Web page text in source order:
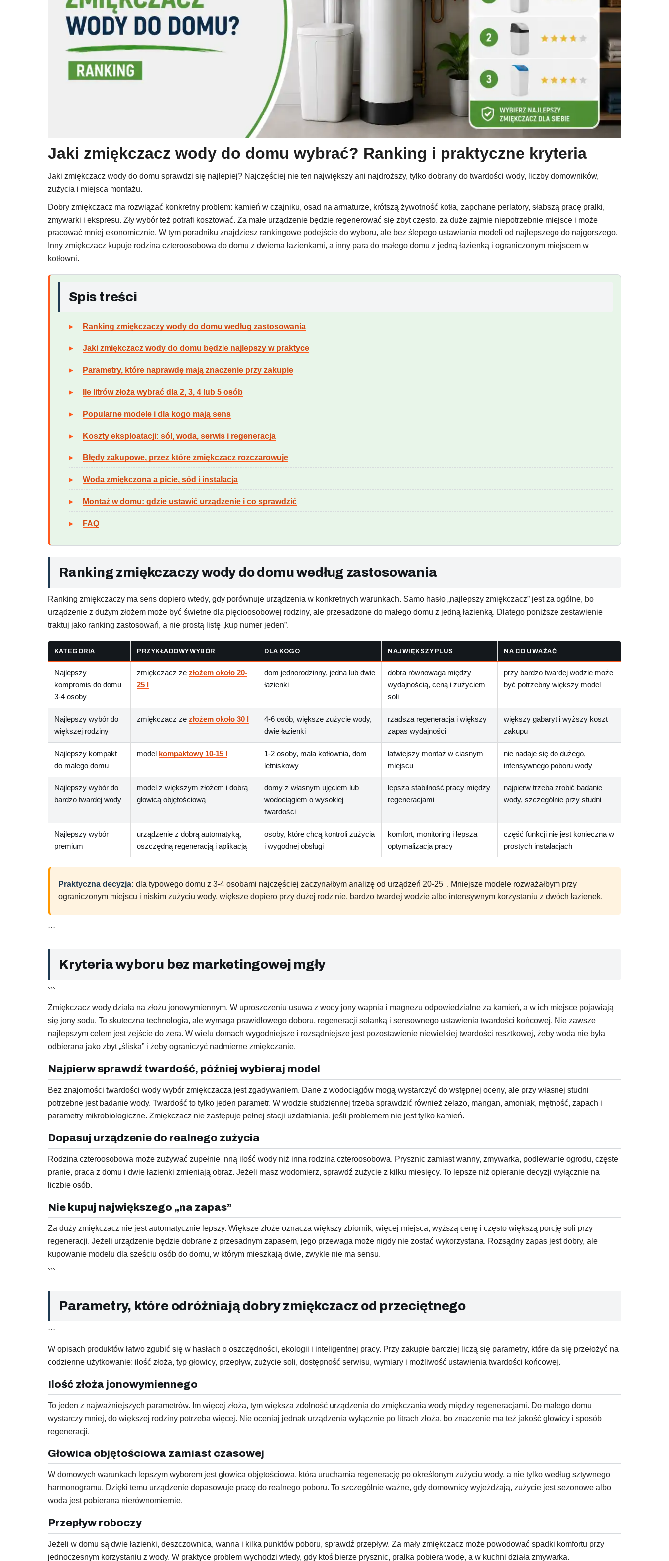
Jaki zmiękczacz wody do domu wybrać? Ranking i praktyczne kryteria
Jaki zmiękczacz wody do domu sprawdzi się najlepiej? Najczęściej nie ten największy ani najdroższy, tylko dobrany do twardości wody, liczby domowników,
zużycia i miejsca montażu.
Dobry zmiękczacz ma rozwiązać konkretny problem: kamień w czajniku, osad na armaturze, krótszą żywotność kotła, zapchane perlatory, słabszą pracę pralki,
zmywarki i ekspresu. Zły wybór też potrafi kosztować. Za małe urządzenie będzie regenerować się zbyt często, za duże zajmie niepotrzebnie miejsce i może
pracować mniej ekonomicznie. W tym poradniku znajdziesz rankingowe podejście do wyboru, ale bez ślepego ustawiania modeli od najlepszego do najgorszego.
Inny zmiękczacz kupuje rodzina czteroosobowa do domu z dwiema łazienkami, a inny para do małego domu z jedną łazienką i ograniczonym miejscem w
kotłowni.
Spis treści
Ranking zmiękczaczy wody do domu według zastosowania
Jaki zmiękczacz wody do domu będzie najlepszy w praktyce
Parametry, które naprawdę mają znaczenie przy zakupie
Ile litrów złoża wybrać dla 2, 3, 4 lub 5 osób
Popularne modele i dla kogo mają sens
Koszty eksploatacji: sól, woda, serwis i regeneracja
Błędy zakupowe, przez które zmiękczacz rozczarowuje
Woda zmiękczona a picie, sód i instalacja
Montaż w domu: gdzie ustawić urządzenie i co sprawdzić
FAQ
Ranking zmiękczaczy wody do domu według zastosowania
Ranking zmiękczaczy ma sens dopiero wtedy, gdy porównuje urządzenia w konkretnych warunkach. Samo hasło „najlepszy zmiękczacz” jest za ogólne, bo
urządzenie z dużym złożem może być świetne dla pięcioosobowej rodziny, ale przesadzone do małego domu z jedną łazienką. Dlatego poniższe zestawienie
traktuj jako ranking zastosowań, a nie prostą listę „kup numer jeden”.
KATEGORIA PRZYKŁADOWY WYBÓR DLA KOGO NAJWIĘKSZY PLUS NA CO UWAŻAĆ
Najlepszy
kompromis do domu
3-4 osoby
zmiękczacz ze złożem około 20-
25 l
dom jednorodzinny, jedna lub dwie
łazienki
dobra równowaga między
wydajnością, ceną i zużyciem
soli
przy bardzo twardej wodzie może
być potrzebny większy model
Najlepszy wybór do
większej rodziny
zmiękczacz ze złożem około 30 l
4-6 osób, większe zużycie wody,
dwie łazienki
rzadsza regeneracja i większy
zapas wydajności
większy gabaryt i wyższy koszt
zakupu
Najlepszy kompakt
do małego domu
model kompaktowy 10-15 l
1-2 osoby, mała kotłownia, dom
letniskowy
łatwiejszy montaż w ciasnym
miejscu
nie nadaje się do dużego,
intensywnego poboru wody
Najlepszy wybór do
bardzo twardej wody
model z większym złożem i dobrą
głowicą objętościową
domy z własnym ujęciem lub
wodociągiem o wysokiej
twardości
lepsza stabilność pracy między
regeneracjami
najpierw trzeba zrobić badanie
wody, szczególnie przy studni
Najlepszy wybór
premium
urządzenie z dobrą automatyką,
oszczędną regeneracją i aplikacją
osoby, które chcą kontroli zużycia
i wygodnej obsługi
komfort, monitoring i lepsza
optymalizacja pracy
część funkcji nie jest konieczna w
prostych instalacjach
Praktyczna decyzja: dla typowego domu z 3-4 osobami najczęściej zaczynałbym analizę od urządzeń 20-25 l. Mniejsze modele rozważałbym przy
ograniczonym miejscu i niskim zużyciu wody, większe dopiero przy dużej rodzinie, bardzo twardej wodzie albo intensywnym korzystaniu z dwóch łazienek.
```
Kryteria wyboru bez marketingowej mgły
```
Zmiękczacz wody działa na złożu jonowymiennym. W uproszczeniu usuwa z wody jony wapnia i magnezu odpowiedzialne za kamień, a w ich miejsce pojawiają
się jony sodu. To skuteczna technologia, ale wymaga prawidłowego doboru, regeneracji solanką i sensownego ustawienia twardości końcowej. Nie zawsze
najlepszym celem jest zejście do zera. W wielu domach wygodniejsze i rozsądniejsze jest pozostawienie niewielkiej twardości resztkowej, żeby woda nie była
odbierana jako zbyt „śliska” i żeby ograniczyć nadmierne zmiękczanie.
Najpierw sprawdź twardość, później wybieraj model
Bez znajomości twardości wody wybór zmiękczacza jest zgadywaniem. Dane z wodociągów mogą wystarczyć do wstępnej oceny, ale przy własnej studni
potrzebne jest badanie wody. Twardość to tylko jeden parametr. W wodzie studziennej trzeba sprawdzić również żelazo, mangan, amoniak, mętność, zapach i
parametry mikrobiologiczne. Zmiękczacz nie zastępuje pełnej stacji uzdatniania, jeśli problemem nie jest tylko kamień.
Dopasuj urządzenie do realnego zużycia
Rodzina czteroosobowa może zużywać zupełnie inną ilość wody niż inna rodzina czteroosobowa. Prysznic zamiast wanny, zmywarka, podlewanie ogrodu, częste
pranie, praca z domu i dwie łazienki zmieniają obraz. Jeżeli masz wodomierz, sprawdź zużycie z kilku miesięcy. To lepsze niż opieranie decyzji wyłącznie na
liczbie osób.
Nie kupuj największego „na zapas”
Za duży zmiękczacz nie jest automatycznie lepszy. Większe złoże oznacza większy zbiornik, więcej miejsca, wyższą cenę i często większą porcję soli przy
regeneracji. Jeżeli urządzenie będzie dobrane z przesadnym zapasem, jego przewaga może nigdy nie zostać wykorzystana. Rozsądny zapas jest dobry, ale
kupowanie modelu dla sześciu osób do domu, w którym mieszkają dwie, zwykle nie ma sensu.
```
Parametry, które odróżniają dobry zmiękczacz od przeciętnego
```
W opisach produktów łatwo zgubić się w hasłach o oszczędności, ekologii i inteligentnej pracy. Przy zakupie bardziej liczą się parametry, które da się przełożyć na
codzienne użytkowanie: ilość złoża, typ głowicy, przepływ, zużycie soli, dostępność serwisu, wymiary i możliwość ustawienia twardości końcowej.
Ilość złoża jonowymiennego
To jeden z najważniejszych parametrów. Im więcej złoża, tym większa zdolność urządzenia do zmiękczania wody między regeneracjami. Do małego domu
wystarczy mniej, do większej rodziny potrzeba więcej. Nie oceniaj jednak urządzenia wyłącznie po litrach złoża, bo znaczenie ma też jakość głowicy i sposób
regeneracji.
Głowica objętościowa zamiast czasowej
W domowych warunkach lepszym wyborem jest głowica objętościowa, która uruchamia regenerację po określonym zużyciu wody, a nie tylko według sztywnego
harmonogramu. Dzięki temu urządzenie dopasowuje pracę do realnego poboru. To szczególnie ważne, gdy domownicy wyjeżdżają, zużycie jest sezonowe albo
woda jest pobierana nierównomiernie.
Przepływ roboczy
Jeżeli w domu są dwie łazienki, deszczownica, wanna i kilka punktów poboru, sprawdź przepływ. Za mały zmiękczacz może powodować spadki komfortu przy
jednoczesnym korzystaniu z wody. W praktyce problem wychodzi wtedy, gdy ktoś bierze prysznic, pralka pobiera wodę, a w kuchni działa zmywarka.